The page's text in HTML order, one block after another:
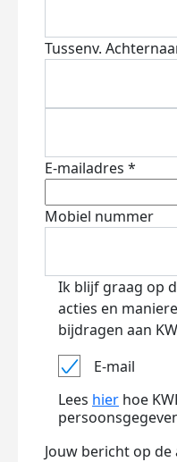
Tussenv.
E-mailadres *
Mobiel nummer
Ik blijf graag op
acties en
bijdragen aan
E-mail
Lees hier hoe
Jouw bericht op de